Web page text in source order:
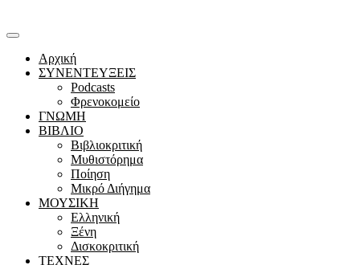
Αρχική
ΣΥΝΕΝΤΕΥΞΕΙΣ
Podcasts
Φρενοκομείο
ΓΝΩΜΗ
ΒΙΒΛΙΟ
Βιβλιοκριτική
Μυθιστόρημα
Ποίηση
Μικρό Διήγημα
ΜΟΥΣΙΚΗ
Ελληνική
Ξένη
Δισκοκριτική
ΤΕΧΝΕΣ